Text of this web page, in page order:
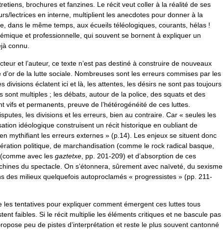
brochures et fanzines. Le récit veut coller à la réalité de ses
lectrices en interne, multiplient les anecdotes pour donner à la
dans le même temps, aux écueils téléologiques, courants, hélas !
et professionnelle, qui souvent se bornent à expliquer un
connu.
et l’auteur, ce texte n’est pas destiné à construire de nouveaux
de la lutte sociale. Nombreuses sont les erreurs commises par les
divisions éclatent ici et là, les attentes, les désirs ne sont pas toujours
sont multiples ; les débats, autour de la police, des squats et des
vifs et permanents, preuve de l’hétérogénéité de ces luttes.
les divisions et les erreurs, bien au contraire. Car « seules les
idéologique construisent un récit historique en oubliant de
mythifiant les erreurs externes » (p.14). Les enjeux se situent donc
politique, de marchandisation (comme le rock radical basque,
avec les gaztetxe , pp. 201-209) et d’absorption de ces
du spectacle. On s’étonnera, sûrement avec naïveté, du sexisme
des milieux quelquefois autoproclamés « progressistes » (pp. 211-
les tentatives pour expliquer comment émergent ces luttes tous
faibles. Si le récit multiplie les éléments critiques et ne bascule pas
peu de pistes d’interprétation et reste le plus souvent cantonné